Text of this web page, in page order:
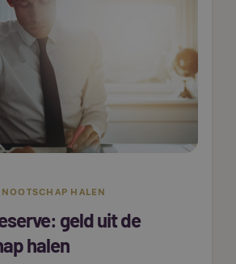
HALEN
geld uit de
halen